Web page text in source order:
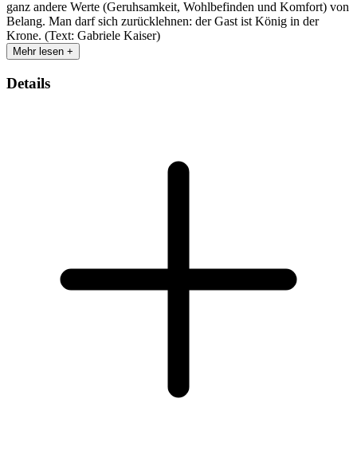
ganz andere Werte (Geruhsamkeit, Wohlbefinden und Komfort) von
Belang. Man darf sich zurücklehnen: der Gast ist König in der
Krone. (Text: Gabriele Kaiser)
Mehr lesen +
Details